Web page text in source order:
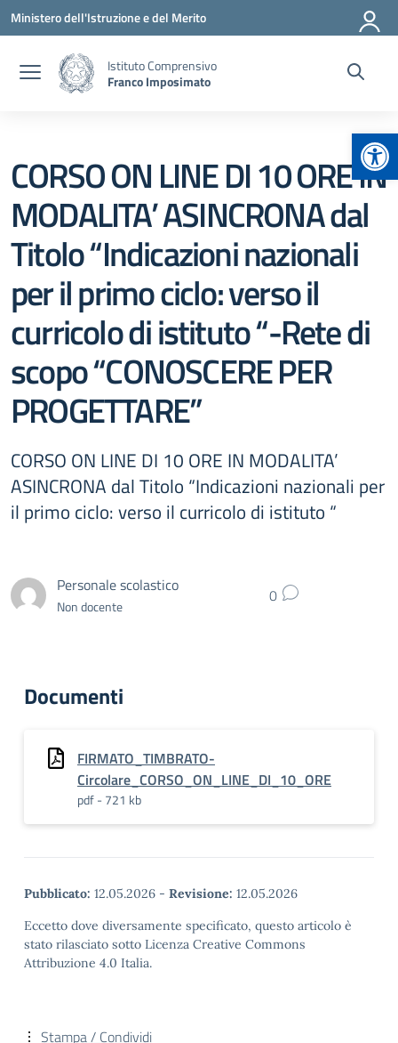
Vai ai contenuti
Vai al menu di navigazione
Vai al footer
Ministero dell'Istruzione e del Merito
Istituto Comprensivo
Franco Imposimato
CORSO ON LINE DI 10 ORE IN
MODALITA’ ASINCRONA dal
Titolo “Indicazioni nazionali
per il primo ciclo: verso il
curricolo di istituto “-Rete di
scopo “CONOSCERE PER
PROGETTARE”
CORSO ON LINE DI 10 ORE IN MODALITA’
ASINCRONA dal Titolo “Indicazioni nazionali per
il primo ciclo: verso il curricolo di istituto “
Personale scolastico
Non docente 0
Documenti
FIRMATO_TIMBRATO-
Circolare_CORSO_ON_LINE_DI_10_ORE
pdf - 721 kb
Pubblicato: 12.05.2026 - Revisione: 12.05.2026
Eccetto dove diversamente specificato, questo articolo è
stato rilasciato sotto Licenza Creative Commons
Attribuzione 4.0 Italia.
Stampa / Condividi